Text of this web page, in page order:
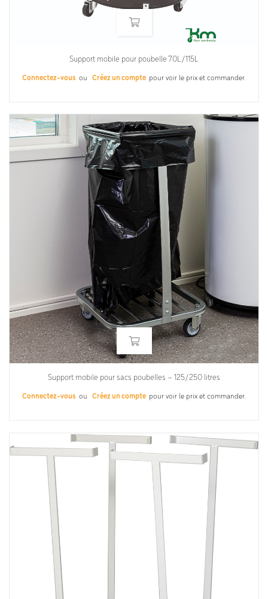
Support mobile pour poubelle 70L/115L
Connectez-vous ou Créez un compte pour voir le prix et commander.
Support mobile pour sacs poubelles – 125/250 litres
Connectez-vous ou Créez un compte pour voir le prix et commander.